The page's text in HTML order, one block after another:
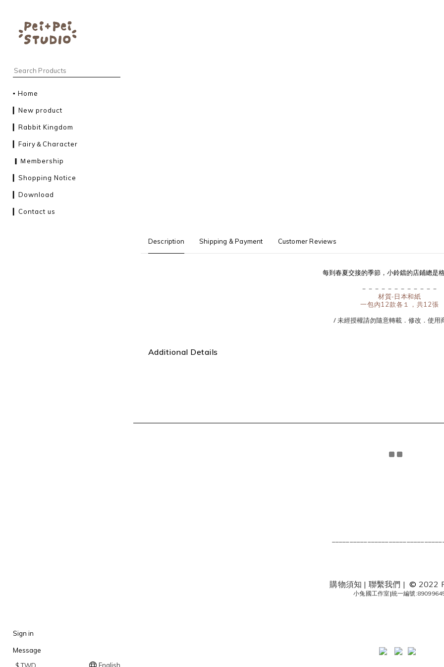
▪︎ Home
▎New product
▎Rabbit Kingdom
▎Fairy＆Character
▎Ｍembership
▎Shopping Notice
▎Download
▎Contact us
Sign in
Message
English
Description Shipping & Payment Customer Reviews
每到春夏交接的季節，小鈴鐺的店鋪總是
－－－－－－－－－－－－
材質-日本和紙
一包內12款各１，共12張
/ 未經授權請勿隨意轉載．修改．使用
Additional Details
購物須知 | 聯繫我們 |© 2022
小兔國工作室|統一編號